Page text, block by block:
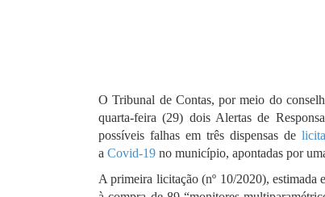
O Tribunal de Contas, por meio do
quarta-feira (29) dois Alertas de
possíveis falhas em três dispensas de
a Covid-19 no município, apontadas por
A primeira licitação (nº 10/2020),